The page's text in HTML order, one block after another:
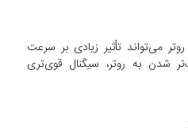
می‌تواند تأثیر زیادی بر سرعت
شدن به روتر، سیگنال قوی‌تری